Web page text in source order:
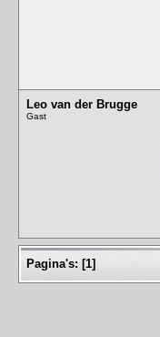
Leo van der Brugge
Gast
Pagina's: [1]